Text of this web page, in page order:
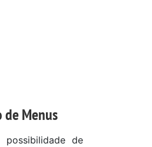
Menus
de